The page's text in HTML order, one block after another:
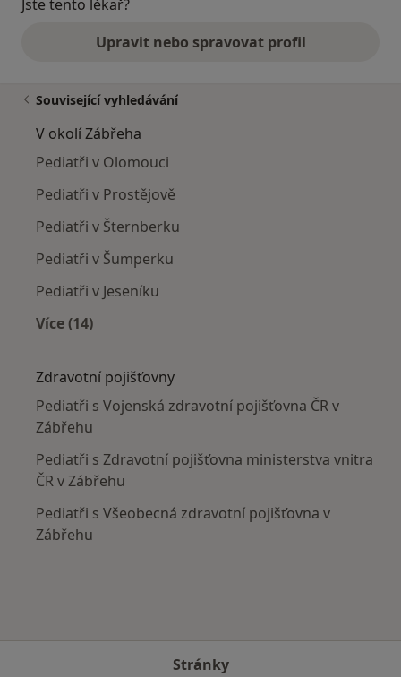
Jste tento lékař?
Upravit nebo spravovat profil
Související vyhledávání
V okolí Zábřeha
Pediatři v Olomouci
Pediatři v Prostějově
Pediatři v Šternberku
Pediatři v Šumperku
Pediatři v Jeseníku
Více (14)
Zdravotní pojišťovny
Pediatři s Vojenská zdravotní pojišťovna ČR v
Zábřehu
Pediatři s Zdravotní pojišťovna ministerstva vnitra
ČR v Zábřehu
Pediatři s Všeobecná zdravotní pojišťovna v
Zábřehu
Stránky